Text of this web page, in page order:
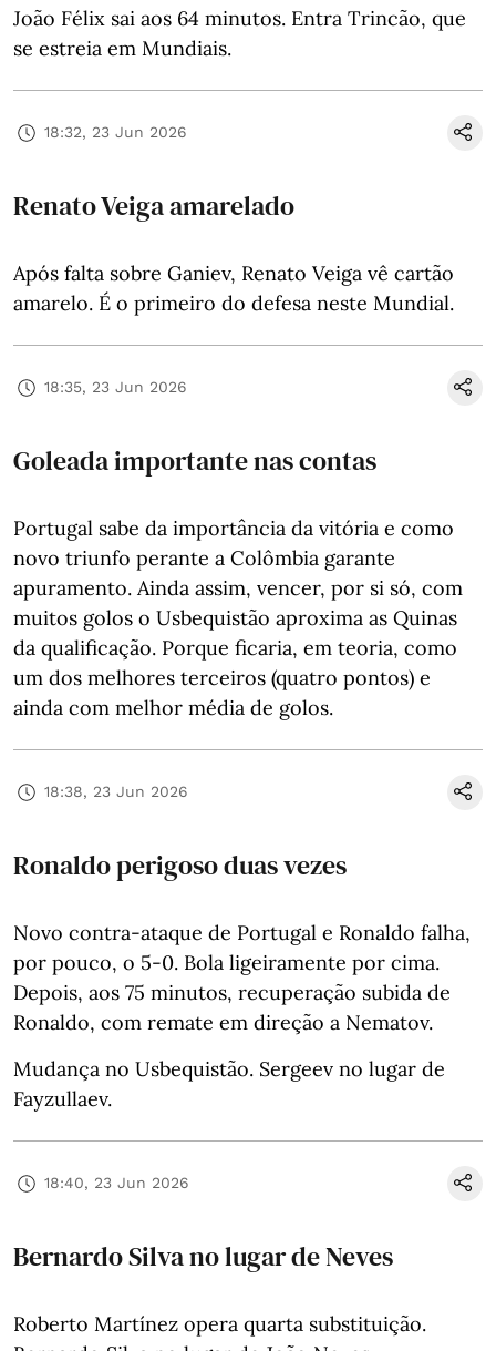
João Félix sai aos 64 minutos. Entra Trincão, que
se estreia em Mundiais.
18:32, 23 Jun 2026
Renato Veiga amarelado
Após falta sobre Ganiev, Renato Veiga vê cartão
amarelo. É o primeiro do defesa neste Mundial.
18:35, 23 Jun 2026
Goleada importante nas contas
Portugal sabe da importância da vitória e como
novo triunfo perante a Colômbia garante
apuramento. Ainda assim, vencer, por si só, com
muitos golos o Usbequistão aproxima as Quinas
da qualificação. Porque ficaria, em teoria, como
um dos melhores terceiros (quatro pontos) e
ainda com melhor média de golos.
18:38, 23 Jun 2026
Ronaldo perigoso duas vezes
Novo contra-ataque de Portugal e Ronaldo falha,
por pouco, o 5-0. Bola ligeiramente por cima.
Depois, aos 75 minutos, recuperação subida de
Ronaldo, com remate em direção a Nematov.
Mudança no Usbequistão. Sergeev no lugar de
Fayzullaev.
18:40, 23 Jun 2026
Bernardo Silva no lugar de Neves
Roberto Martínez opera quarta substituição.